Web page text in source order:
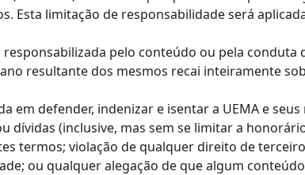
Esta limitação de responsabilidade será
responsabilizada pelo conteúdo ou pela
resultante dos mesmos recai inteiramente
em defender, indenizar e isentar a UEMA e
dívidas (inclusive, mas sem se limitar a
termos; violação de qualquer direito de
ou qualquer alegação de que algum